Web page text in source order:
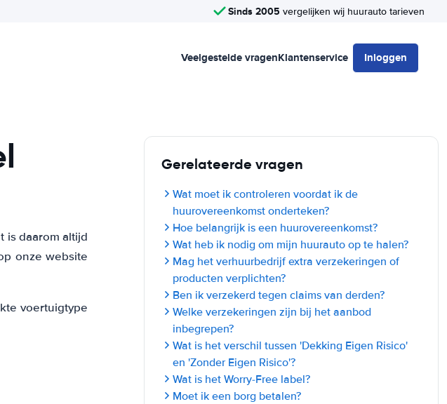
Sinds 2005 vergelijken wij huurauto tarieven
Veelgestelde vragenKlantenservice Inloggen
is daarom altijd
onze website
voertuigtype
Gerelateerde vragen
Wat moet ik controleren voordat ik de
huurovereenkomst onderteken?
Hoe belangrijk is een huurovereenkomst?
Wat heb ik nodig om mijn huurauto op te halen?
Mag het verhuurbedrijf extra verzekeringen of
producten verplichten?
Ben ik verzekerd tegen claims van derden?
Welke verzekeringen zijn bij het aanbod
inbegrepen?
Wat is het verschil tussen 'Dekking Eigen Risico'
en 'Zonder Eigen Risico'?
Wat is het Worry-Free label?
Moet ik een borg betalen?